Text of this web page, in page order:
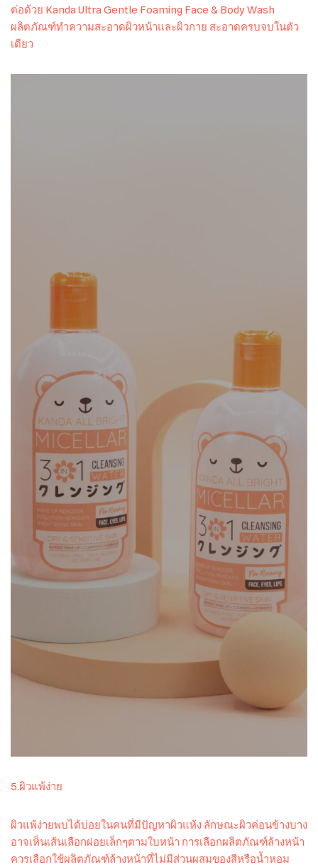
ต่อด้วย Kanda Ultra Gentle Foaming Face & Body Wash
ผลิตภัณฑ์ทำความสะอาดผิวหน้าและผิวกาย สะอาดครบจบในตัว
เดียว
5.ผิวแพ้ง่าย
ผิวแพ้ง่ายพบได้บ่อยในคนที่มีปัญหาผิวแห้ง ลักษณะผิวค่อนข้างบาง
อาจเห็นเส้นเลือกฝอยเล็กๆตามใบหน้า การเลือกผลิตภัณฑ์ล้างหน้า
ควรเลือกใช้ผลิตภัณฑ์ล้างหน้าที่ไม่มีส่วนผสมของสีหรือน้ำหอม